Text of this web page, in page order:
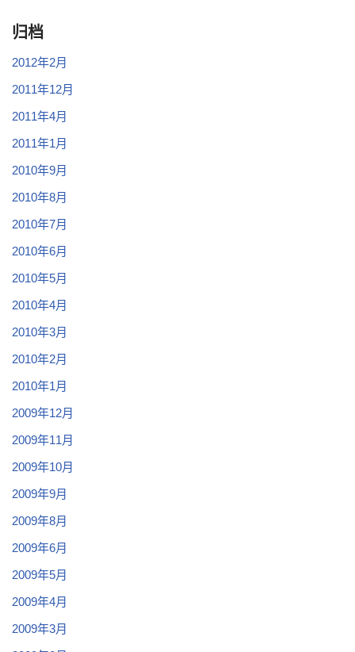
归档
2012年2月
2011年12月
2011年4月
2011年1月
2010年9月
2010年8月
2010年7月
2010年6月
2010年5月
2010年4月
2010年3月
2010年2月
2010年1月
2009年12月
2009年11月
2009年10月
2009年9月
2009年8月
2009年6月
2009年5月
2009年4月
2009年3月